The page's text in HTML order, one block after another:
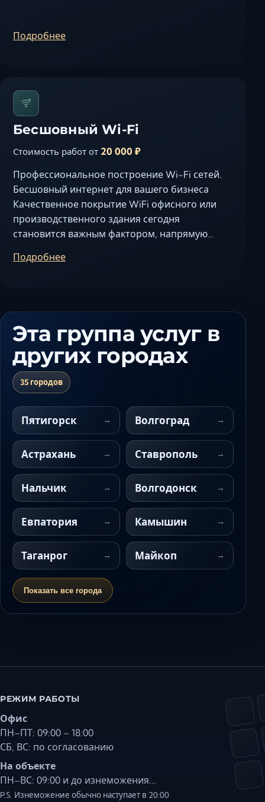
Таганрог
Феодосия
Черкесск
Подробнее
Бесшовный Wi-Fi
Стоимость работ от 20 000 ₽
Профессиональное построение Wi-Fi сетей.
Бесшовный интернет для вашего бизнеса
Качественное покрытие WiFi офисного или
производственного здания сегодня
становится важным фактором, напрямую
Подробнее
Эта группа услуг в
других городах
35 городов
Пятигорск Волгоград
Астрахань Ставрополь
Нальчик Волгодонск
Евпатория Камышин
Таганрог Майкоп
Показать все города
РЕЖИМ РАБОТЫ
Офис
ПН–ПТ: 09:00 – 18:00
СБ, ВС: по согласованию
На объекте
ПН–ВС: 09:00 и до изнеможения...
P.S. Изнеможение обычно наступает в 20:00